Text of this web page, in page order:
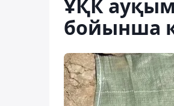
ҰҚК
бойынша